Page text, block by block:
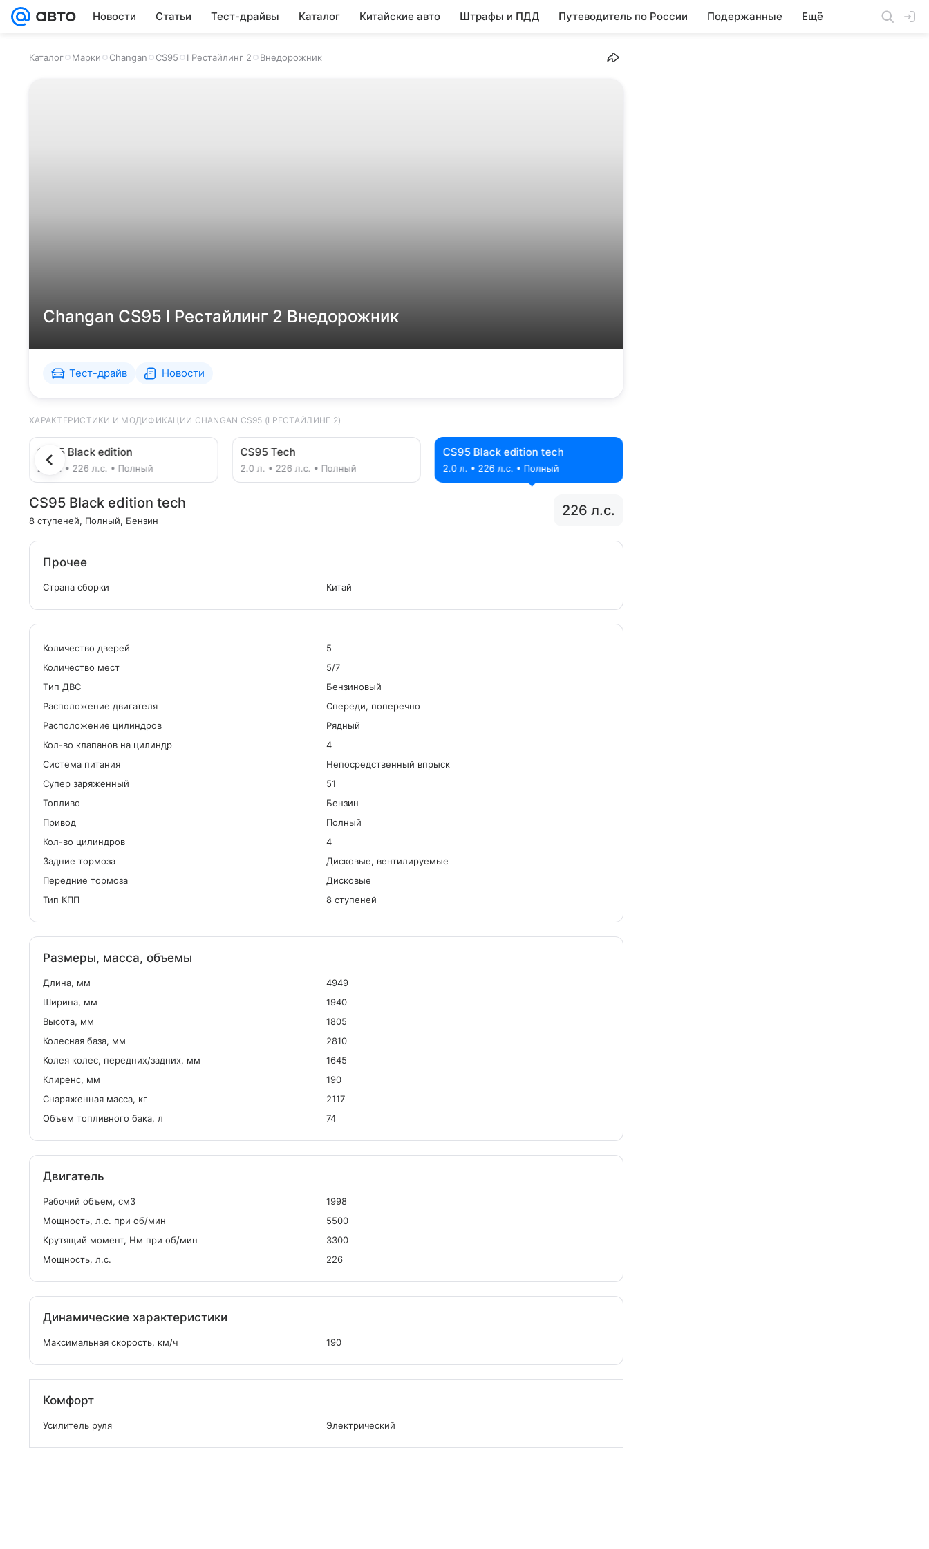
Новости Статьи Тест-драйвы Каталог Китайские авто Штрафы и ПДД Путеводитель по России Подержанные Ещё
Каталог Марки Changan CS95 I Рестайлинг 2 Внедорожник
Changan CS95 I Рестайлинг 2 Внедорожник
Тест-драйв Новости
ХАРАКТЕРИСТИКИ И МОДИФИКАЦИИ CHANGAN CS95 (I РЕСТАЙЛИНГ 2)
CS95 Black edition
2.0 л. • 226 л.с. • Полный
CS95 Tech
2.0 л. • 226 л.с. • Полный
CS95 Black edition tech
2.0 л. • 226 л.с. • Полный
CS95 Black edition tech
8 ступеней, Полный, Бензин
226 л.с.
Прочее
Страна сборки Китай
Количество дверей
5
Количество мест
5/7
Tип ДВС
Бензиновый
Расположение двигателя
Спереди, поперечно
Расположение цилиндров
Рядный
Кол-во клапанов на цилиндр
4
Система питания
Непосредственный впрыск
Cупер заряженный
51
Топливо
Бензин
Привод
Полный
Кол-во цилиндров
4
Задние тормоза
Дисковые, вентилируемые
Передние тормоза
Дисковые
Тип КПП
8 ступеней
Размеры, масса, объемы
Длина, мм
4949
Ширина, мм
1940
Высота, мм
1805
Колесная база, мм
2810
Колея колес, передних/задних, мм
1645
Клиренс, мм
190
Снаряженная масса, кг
2117
Объем топливного бака, л
74
Двигатель
Рабочий объем, см3
1998
Мощность, л.с. при об/мин
5500
Крутящий момент, Нм при об/мин
3300
Мощность, л.с.
226
Динамические характеристики
Максимальная скорость, км/ч 190
Комфорт
Усилитель руля Электрический